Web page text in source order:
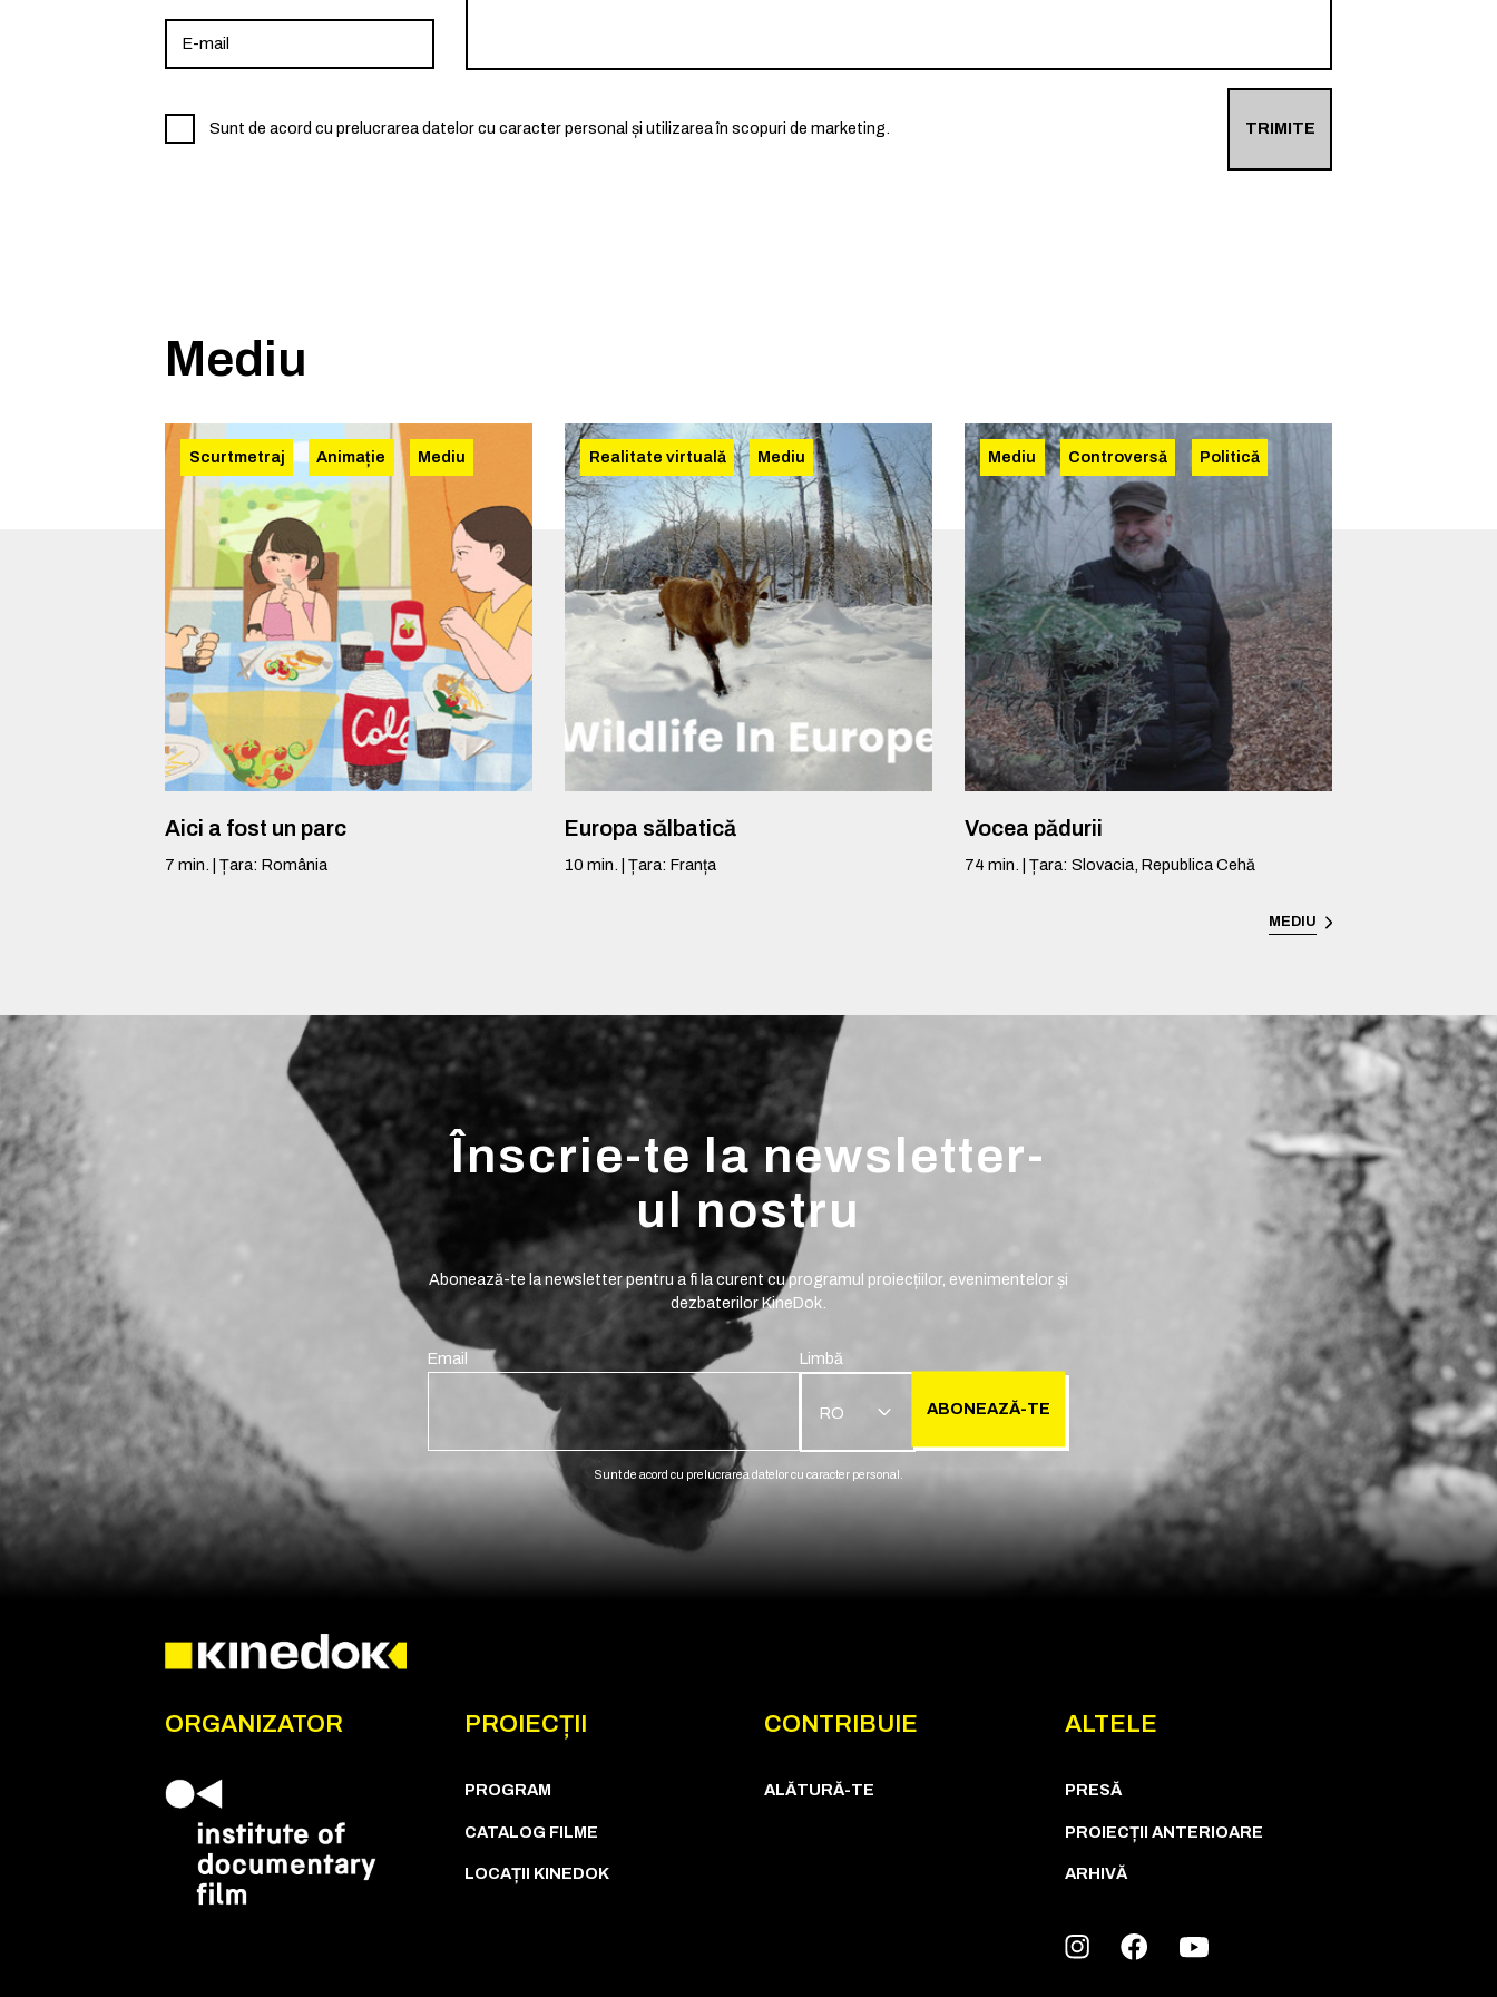
Sunt de acord cu prelucrarea datelor cu caracter personal și utilizarea în scopuri de marketing. TRIMITE
Mediu
Scurtmetraj Animație Mediu
Aici a fost un parc
7 min. Țara: România
Realitate virtuală Mediu
Europa sălbatică
10 min. Țara: Franța
Mediu Controversă Politică
Vocea pădurii
74 min. Țara: Slovacia, Republica Cehă
MEDIU
Înscrie-te la newsletter-
ul nostru
Abonează-te la newsletter pentru a fi la curent cu programul proiecțiilor, evenimentelor și
dezbaterilor KineDok.
Email Limbă
RO ABONEAZĂ-TE
Sunt de acord cu prelucrarea datelor cu caracter personal.
ORGANIZATOR PROIECȚII
PROGRAM
CATALOG FILME
LOCAȚII KINEDOK
CONTRIBUIE
ALĂTURĂ-TE
ALTELE
PRESĂ
PROIECȚII ANTERIOARE
ARHIVĂ